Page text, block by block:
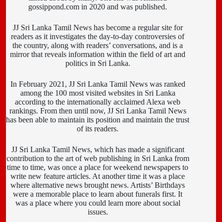
gossippond.com in 2020 and was published.
JJ Sri Lanka Tamil News has become a regular site for
readers as it investigates the day-to-day controversies of
the country, along with readers’ conversations, and is a
mirror that reveals information within the field of art and
politics in Sri Lanka.
In February 2021, JJ Sri Lanka Tamil News was ranked
among the 100 most visited websites in Sri Lanka
according to the internationally acclaimed Alexa web
rankings. From then until now, JJ Sri Lanka Tamil News
has been able to maintain its position and maintain the trust
of its readers.
JJ Sri Lanka Tamil News, which has made a significant
contribution to the art of web publishing in Sri Lanka from
time to time, was once a place for weekend newspapers to
write new feature articles. At another time it was a place
where alternative news brought news. Artists’ Birthdays
were a memorable place to learn about funerals first. It
was a place where you could learn more about social
issues.